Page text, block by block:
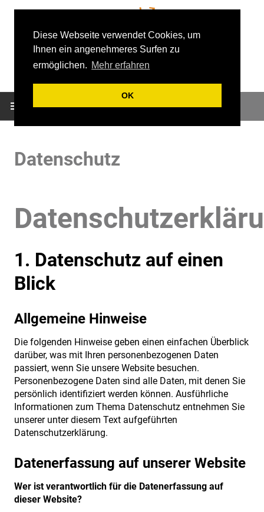
Diese Webseite verwendet Cookies, um
Ihnen ein angenehmeres Surfen zu
ermöglichen. Mehr erfahren
OK
PRODUKTE
PARTNER
SERVICE
Reparatur und Wartung
Q-ONE
ANREISE
KONTAKT
Datenschutz
1. Datenschutz auf einen
Blick
Allgemeine Hinweise
Die folgenden Hinweise geben einen einfachen Überblick
darüber, was mit Ihren personenbezogenen Daten
passiert, wenn Sie unsere Website besuchen.
Personenbezogene Daten sind alle Daten, mit denen Sie
persönlich identifiziert werden können. Ausführliche
Informationen zum Thema Datenschutz entnehmen Sie
unserer unter diesem Text aufgeführten
Datenschutzerklärung.
Datenerfassung auf unserer Website
Wer ist verantwortlich für die Datenerfassung auf
dieser Website?